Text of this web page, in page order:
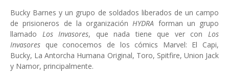
Bucky Barnes y un grupo de soldados liberados de un campo
de prisioneros de la organizaciónHYDRA forman un grupo
llamado Los Invasores, que nada tiene que ver con Los
Invasores que conocemos de los cómics Marvel: El Capi,
Bucky, La Antorcha Humana Original, Toro, Spitfire, Union Jack
y Namor, principalmente.